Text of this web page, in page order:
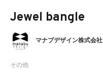
Jewel bangle
その他
マナブデザイン株式会社